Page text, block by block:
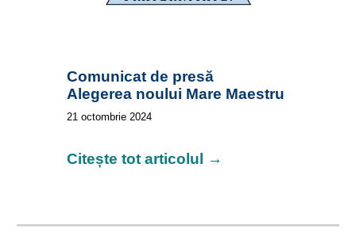
Comunicat de presă
Alegerea noului Mare Maestru
21 octombrie 2024
Citește tot articolul →